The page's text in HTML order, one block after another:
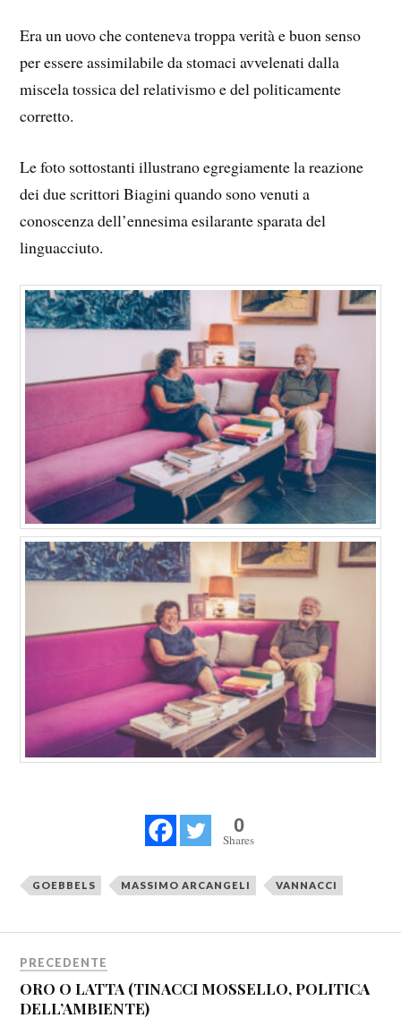
Era un uovo che conteneva troppa verità e buon senso
per essere assimilabile da stomaci avvelenati dalla
miscela tossica del relativismo e del politicamente
corretto.
Le foto sottostanti illustrano egregiamente la reazione
dei due scrittori Biagini quando sono venuti a
conoscenza dell’ennesima esilarante sparata del
linguacciuto.
0
Shares
GOEBBELS MASSIMO ARCANGELI VANNACCI
PRECEDENTE
ORO O LATTA (TINACCI MOSSELLO, POLITICA
DELL’AMBIENTE)